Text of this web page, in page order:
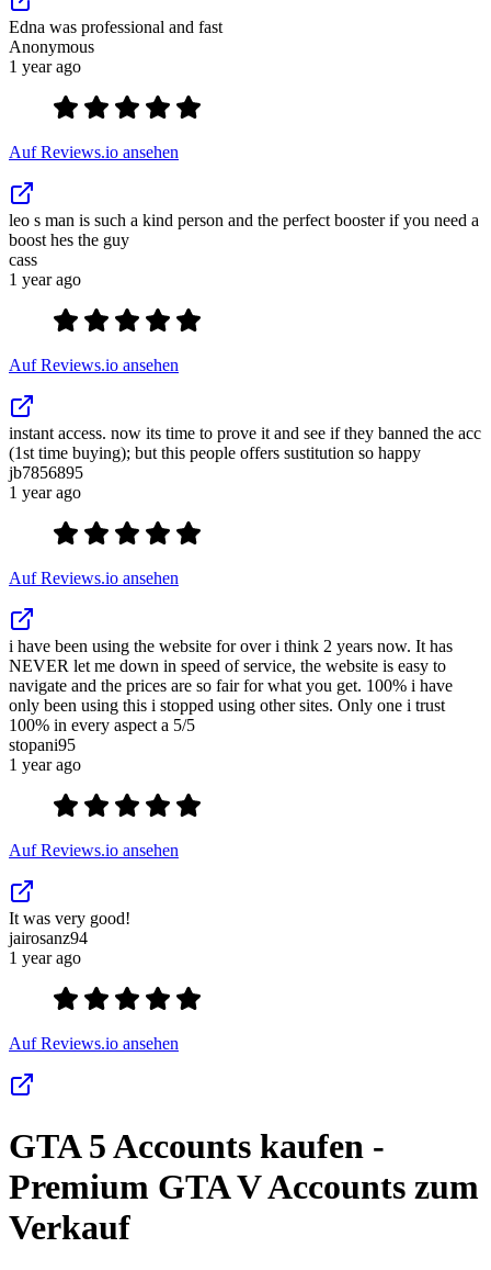
Edna was professional and fast
Anonymous
1 year ago
Auf Reviews.io ansehen
leo s man is such a kind person and the perfect booster if you need a
boost hes the guy
cass
1 year ago
Auf Reviews.io ansehen
instant access. now its time to prove it and see if they banned the acc
(1st time buying); but this people offers sustitution so happy
jb7856895
1 year ago
Auf Reviews.io ansehen
i have been using the website for over i think 2 years now. It has
NEVER let me down in speed of service, the website is easy to
navigate and the prices are so fair for what you get. 100% i have
only been using this i stopped using other sites. Only one i trust
100% in every aspect a 5/5
stopani95
1 year ago
Auf Reviews.io ansehen
It was very good!
jairosanz94
1 year ago
Auf Reviews.io ansehen
GTA 5 Accounts kaufen -
Premium GTA V Accounts zum
Verkauf